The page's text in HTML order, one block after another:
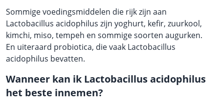
Sommige voedingsmiddelen die rijk zijn aan
Lactobacillus acidophilus zijn yoghurt, kefir, zuurkool,
kimchi, miso, tempeh en sommige soorten augurken.
En uiteraard probiotica, die vaak Lactobacillus
acidophilus bevatten.
Wanneer kan ik Lactobacillus acidophilus
het beste innemen?